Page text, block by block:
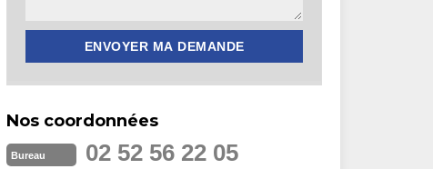
Nos coordonnées
Bureau 02 52 56 22 05